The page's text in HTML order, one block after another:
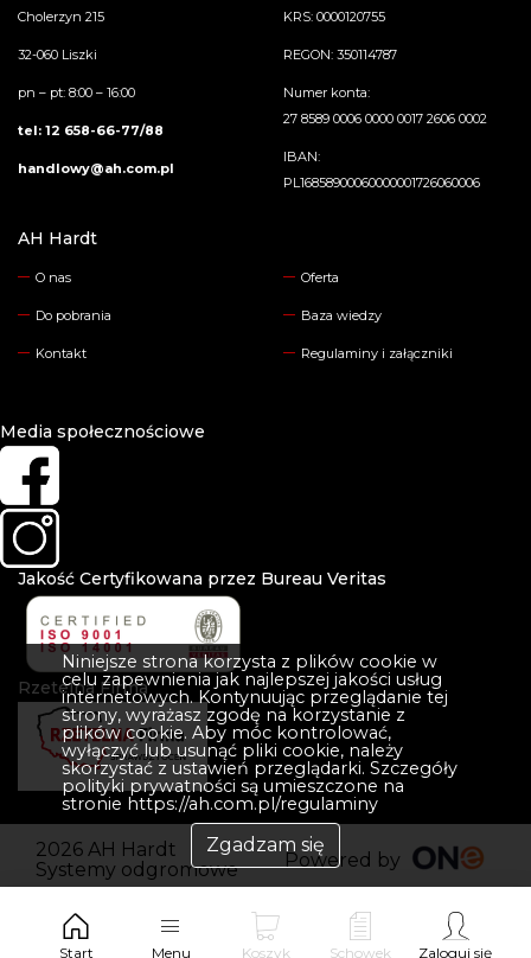
Niniejsze strona korzysta z plików cookie w
celu zapewnienia jak najlepszej jakości usług
internetowych. Kontynuując przeglądanie tej
strony, wyrażasz zgodę na korzystanie z
plików cookie. Aby móc kontrolować,
wyłączyć lub usunąć pliki cookie, należy
skorzystać z ustawień przeglądarki. Szczegóły
polityki prywatności są umieszczone na
stronie https://ah.com.pl/regulaminy
Zgadzam się
Cholerzyn 215
32-060 Liszki
pn – pt: 8:00 – 16:00
tel: 12 658-66-77/88
handlowy@ah.com.pl
KRS: 0000120755
REGON: 350114787
Numer konta:
27 8589 0006 0000 0017 2606 0002
IBAN:
PL16858900060000001726060006
AH Hardt
O nas
Do pobrania
Kontakt
Oferta
Baza wiedzy
Regulaminy i załączniki
Media społecznościowe
Jakość Certyfikowana przez Bureau Veritas
Rzetelna Firma
2026 AH Hardt
Systemy odgromowe
Powered by
Start Menu Koszyk Schowek Zaloguj się